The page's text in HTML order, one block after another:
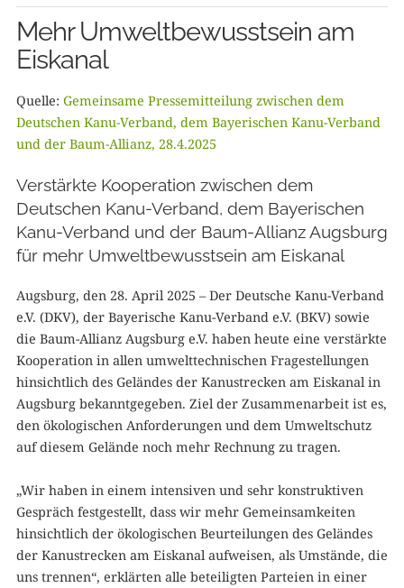
Mehr Umweltbewusstsein am
Eiskanal
Quelle: Gemeinsame Pressemitteilung zwischen dem
Deutschen Kanu-Verband, dem Bayerischen Kanu-Verband
und der Baum-Allianz, 28.4.2025
Verstärkte Kooperation zwischen dem
Deutschen Kanu-Verband, dem Bayerischen
Kanu-Verband und der Baum-Allianz Augsburg
für mehr Umweltbewusstsein am Eiskanal
Augsburg, den 28. April 2025 – Der Deutsche Kanu-Verband
e.V. (DKV), der Bayerische Kanu-Verband e.V. (BKV) sowie
die Baum-Allianz Augsburg e.V. haben heute eine verstärkte
Kooperation in allen umwelttechnischen Fragestellungen
hinsichtlich des Geländes der Kanustrecken am Eiskanal in
Augsburg bekanntgegeben. Ziel der Zusammenarbeit ist es,
den ökologischen Anforderungen und dem Umweltschutz
auf diesem Gelände noch mehr Rechnung zu tragen.
„Wir haben in einem intensiven und sehr konstruktiven
Gespräch festgestellt, dass wir mehr Gemeinsamkeiten
hinsichtlich der ökologischen Beurteilungen des Geländes
der Kanustrecken am Eiskanal aufweisen, als Umstände, die
uns trennen“, erklärten alle beteiligten Parteien in einer